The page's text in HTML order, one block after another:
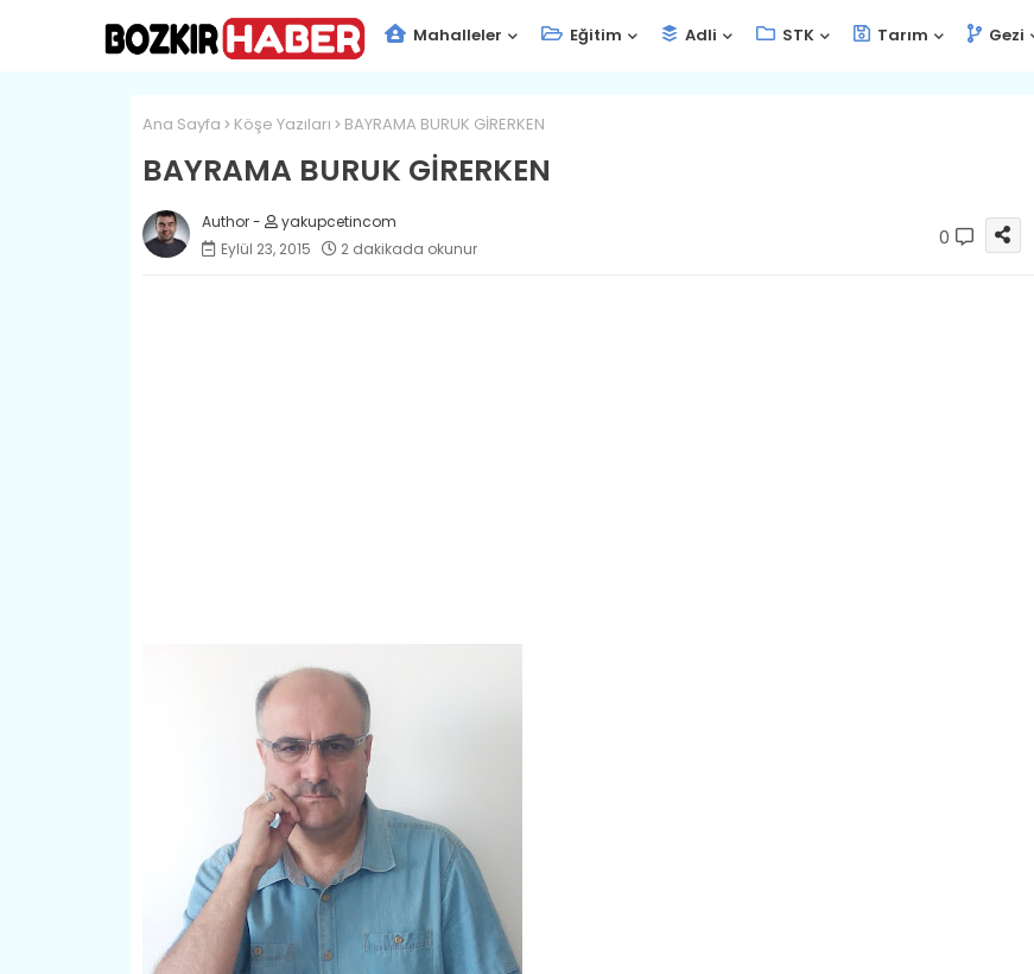
Mahalleler Eğitim Adli STK Tarım Gezi
Ana Sayfa Köşe Yazıları BAYRAMA BURUK GİRERKEN
BAYRAMA BURUK GİRERKEN
yakupcetincom
Eylül 23, 2015
2 dakikada okunur 0